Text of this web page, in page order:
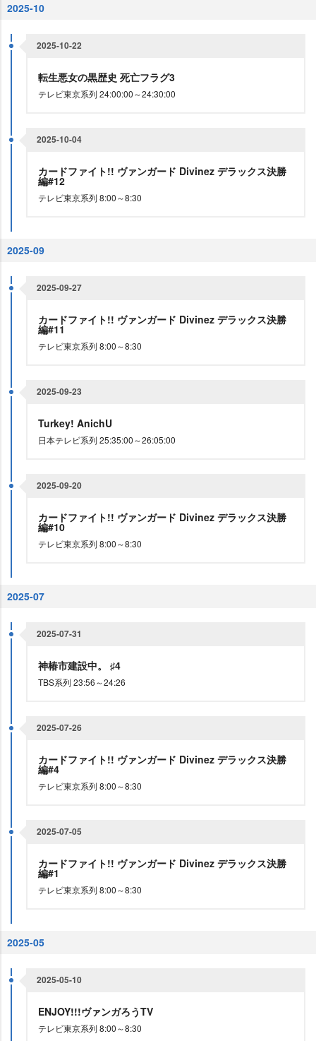
2025-10
2025-10-22
転生悪女の黒歴史 死亡フラグ3
テレビ東京系列 24:00:00～24:30:00
2025-10-04
カードファイト!! ヴァンガード Divinez デラックス決勝
編#12
テレビ東京系列 8:00～8:30
2025-09
2025-09-27
カードファイト!! ヴァンガード Divinez デラックス決勝
編#11
テレビ東京系列 8:00～8:30
2025-09-23
Turkey! AnichU
日本テレビ系列 25:35:00～26:05:00
2025-09-20
カードファイト!! ヴァンガード Divinez デラックス決勝
編#10
テレビ東京系列 8:00～8:30
2025-07
2025-07-31
神椿市建設中。 ♯4
TBS系列 23:56～24:26
2025-07-26
カードファイト!! ヴァンガード Divinez デラックス決勝
編#4
テレビ東京系列 8:00～8:30
2025-07-05
カードファイト!! ヴァンガード Divinez デラックス決勝
編#1
テレビ東京系列 8:00～8:30
2025-05
2025-05-10
ENJOY!!!ヴァンガろうTV
テレビ東京系列 8:00～8:30